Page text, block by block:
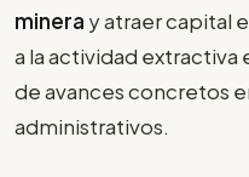
minera y atraer capital
a la actividad extractiva
de avances concretos
administrativos.